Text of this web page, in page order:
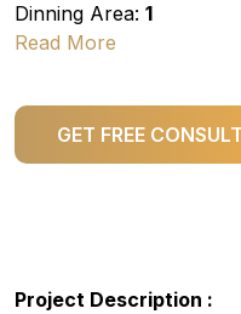
Dinning Area: 1
Read More
GET FREE
Project Description :